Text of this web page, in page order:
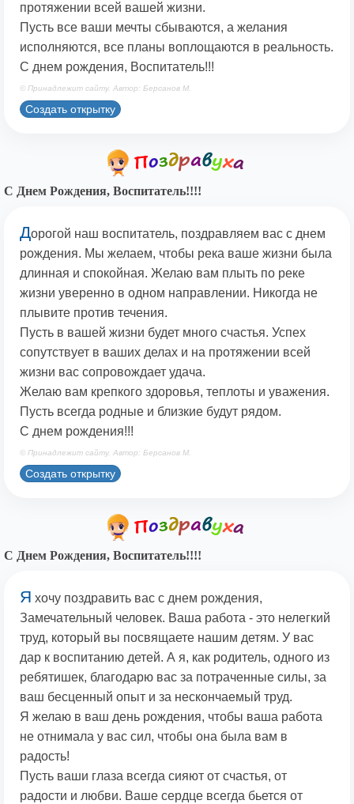
протяжении всей вашей жизни.
Пусть все ваши мечты сбываются, а желания
исполняются, все планы воплощаются в реальность.
С днем рождения, Воспитатель!!!
© Принадлежит сайту. Автор: Берсанов М.
Создать открытку
С Днем Рождения, Воспитатель!!!!
Дорогой наш воспитатель, поздравляем вас с днем
рождения. Мы желаем, чтобы река ваше жизни была
длинная и спокойная. Желаю вам плыть по реке
жизни уверенно в одном направлении. Никогда не
плывите против течения.
Пусть в вашей жизни будет много счастья. Успех
сопутствует в ваших делах и на протяжении всей
жизни вас сопровождает удача.
Желаю вам крепкого здоровья, теплоты и уважения.
Пусть всегда родные и близкие будут рядом.
С днем рождения!!!
© Принадлежит сайту. Автор: Берсанов М.
Создать открытку
С Днем Рождения, Воспитатель!!!!
Я хочу поздравить вас с днем рождения,
Замечательный человек. Ваша работа - это нелегкий
труд, который вы посвящаете нашим детям. У вас
дар к воспитанию детей. А я, как родитель, одного из
ребятишек, благодарю вас за потраченные силы, за
ваш бесценный опыт и за нескончаемый труд.
Я желаю в ваш день рождения, чтобы ваша работа
не отнимала у вас сил, чтобы она была вам в
радость!
Пусть ваши глаза всегда сияют от счастья, от
радости и любви. Ваше сердце всегда бьется от